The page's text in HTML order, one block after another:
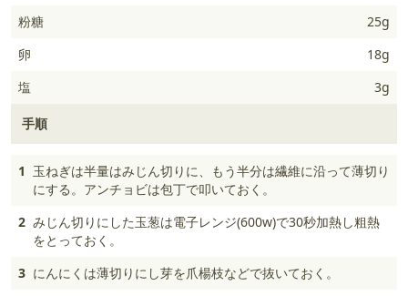
粉糖
25g
卵
18g
塩
3g
手順
1 玉ねぎは半量はみじん切りに、もう半分は繊維に沿って薄切り
にする。アンチョビは包丁で叩いておく。
2 みじん切りにした玉葱は電子レンジ(600w)で30秒加熱し粗熱
をとっておく。
3 にんにくは薄切りにし芽を爪楊枝などで抜いておく。